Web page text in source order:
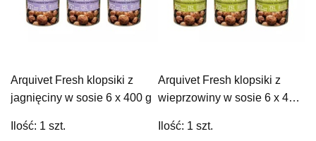
Arquivet Fresh klopsiki z
jagnięciny w sosie 6 x 400 g
Ilość: 1 szt.
Arquivet Fresh klopsiki z
wieprzowiny w sosie 6 x 400
Ilość: 1 szt.